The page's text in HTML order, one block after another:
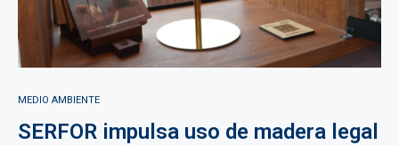
MEDIO AMBIENTE
SERFOR impulsa uso de madera legal